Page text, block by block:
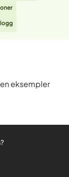
eksempler